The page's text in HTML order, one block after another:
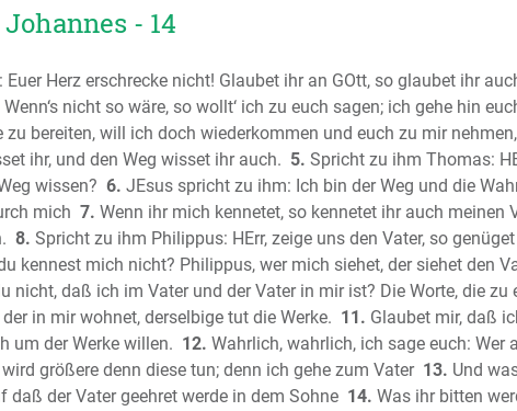
Das erste
Das zweite
Das erste
Das zweite
Das Buch Esra
Das Buch
Das Buch
Das Buch
Der Psalter
Die Sprüche
Der Prediger
- 14
Herz erschrecke nicht! Glaubet ihr an GOtt, so glaubet ihr
nicht so wäre, so wollt‘ ich zu euch sagen; ich gehe hin
bereiten, will ich doch wiederkommen und euch zu mir
ihr, und den Weg wisset ihr auch. 5. Spricht zu ihm Thomas:
wissen? 6. JEsus spricht zu ihm: Ich bin der Weg und die
mich 7. Wenn ihr mich kennetet, so kennetet ihr auch meinen
8. Spricht zu ihm Philippus: HErr, zeige uns den Vater, so
kennest mich nicht? Philippus, wer mich siehet, der siehet den
nicht, daß ich im Vater und der Vater in mir ist? Die Worte, die zu
in mir wohnet, derselbige tut die Werke. 11. Glaubet mir, daß
um der Werke willen. 12. Wahrlich, wahrlich, ich sage euch: Wer
größere denn diese tun; denn ich gehe zum Vater 13. Und
der Vater geehret werde in dem Sohne 14. Was ihr bitten